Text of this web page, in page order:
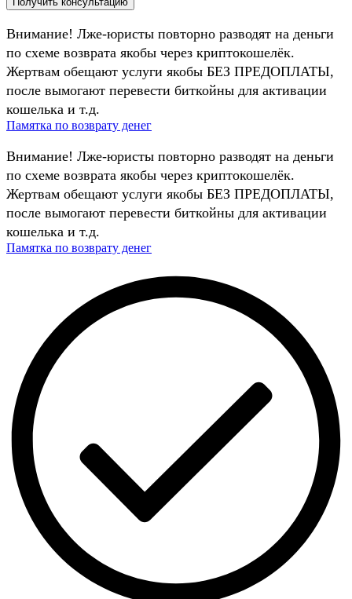
Внимание! Лже-юристы повторно разводят на деньги
по схеме возврата якобы через криптокошелёк.
Жертвам обещают услуги якобы БЕЗ ПРЕДОПЛАТЫ,
после вымогают перевести биткойны для активации
кошелька и т.д.
Памятка по возврату денег
Внимание! Лже-юристы повторно разводят на деньги
по схеме возврата якобы через криптокошелёк.
Жертвам обещают услуги якобы БЕЗ ПРЕДОПЛАТЫ,
после вымогают перевести биткойны для активации
кошелька и т.д.
Памятка по возврату денег